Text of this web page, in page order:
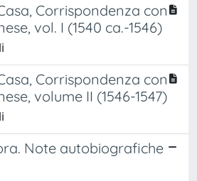
Corrispondenza con
vol. I (1540 ca.-1546)
Corrispondenza con
volume II (1546-1547)
Note autobiografiche